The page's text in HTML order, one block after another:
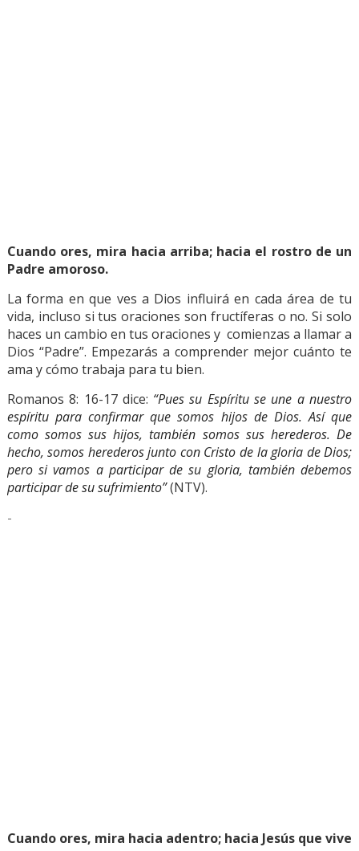
Cuando ores, mira hacia arriba; hacia el rostro de un
Padre amoroso.
La forma en que ves a Dios influirá en cada área de tu
vida, incluso si tus oraciones son fructíferas o no. Si solo
haces un cambio en tus oraciones y comienzas a llamar a
Dios “Padre”. Empezarás a comprender mejor cuánto te
ama y cómo trabaja para tu bien.
Romanos 8: 16-17 dice: “Pues su Espíritu se une a nuestro
espíritu para confirmar que somos hijos de Dios. Así que
como somos sus hijos, también somos sus herederos. De
hecho, somos herederos junto con Cristo de la gloria de Dios;
pero si vamos a participar de su gloria, también debemos
participar de su sufrimiento”(NTV).
-
Cuando ores, mira hacia adentro; hacia Jesús que vive